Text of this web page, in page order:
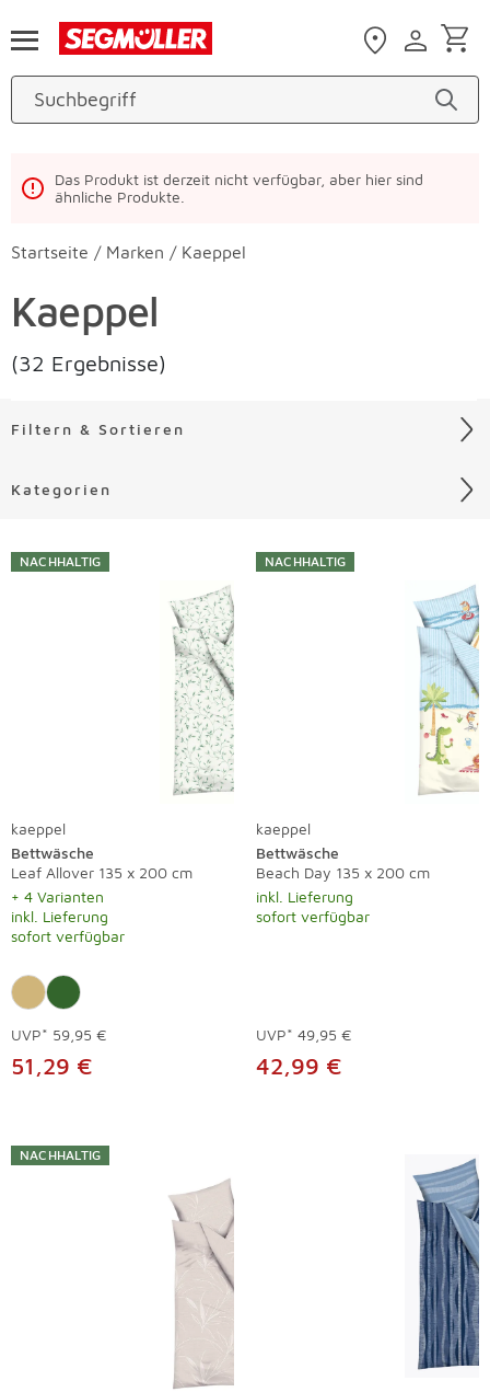
Das Produkt ist derzeit nicht verfügbar, aber hier sind
ähnliche Produkte.
Startseite / Marken / Kaeppel
Kaeppel
(32 Ergebnisse)
Filtern & Sortieren
Kategorien
NACHHALTIG
kaeppel
Bettwäsche
Leaf Allover 135 x 200 cm
+ 4 Varianten
inkl. Lieferung
sofort verfügbar
UVP* 59,95 €
51,29 €
NACHHALTIG
kaeppel
Bettwäsche
Beach Day 135 x 200 cm
inkl. Lieferung
sofort verfügbar
UVP* 49,95 €
42,99 €
NACHHALTIG